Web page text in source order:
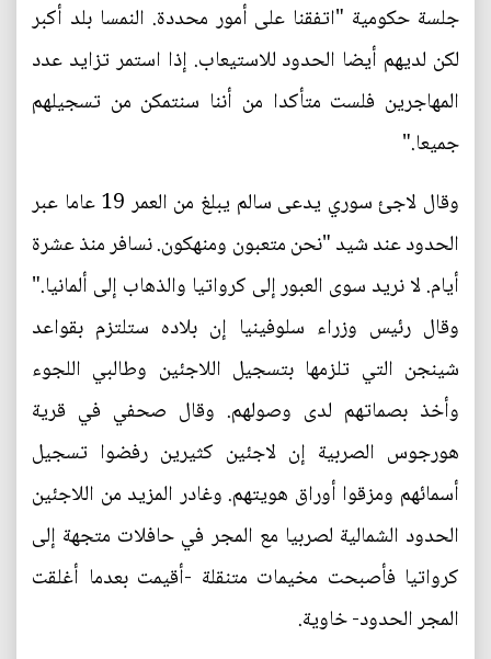
جلسة حكومية "اتفقنا على أمور محددة. النمسا بلد أكبر
لكن لديهم أيضا الحدود للاستيعاب. إذا استمر تزايد عدد
المهاجرين فلست متأكدا من أننا سنتمكن من تسجيلهم
جميعا."
وقال لاجئ سوري يدعى سالم يبلغ من العمر 19 عاما عبر
الحدود عند شيد "نحن متعبون ومنهكون. نسافر منذ عشرة
أيام. لا نريد سوى العبور إلى كرواتيا والذهاب إلى ألمانيا."
وقال رئيس وزراء سلوفينيا إن بلاده ستلتزم بقواعد
شينجن التي تلزمها بتسجيل اللاجئين وطالبي اللجوء
وأخذ بصماتهم لدى وصولهم. وقال صحفي في قرية
هورجوس الصربية إن لاجئين كثيرين رفضوا تسجيل
أسمائهم ومزقوا أوراق هويتهم. وغادر المزيد من اللاجئين
الحدود الشمالية لصربيا مع المجر في حافلات متجهة إلى
كرواتيا فأصبحت مخيمات متنقلة -أقيمت بعدما أغلقت
المجر الحدود- خاوية.